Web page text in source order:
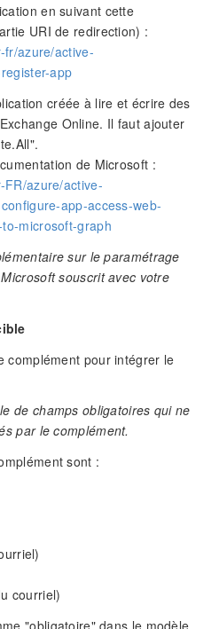
en suivant cette
URI de redirection) :
fr/azure/active-
app
créée à lire et écrire des
Online. Il faut ajouter
de Microsoft :
FR/azure/active-
app-access-web-
microsoft-graph
sur le paramétrage
souscrit avec votre
complément pour intégrer le
de champs obligatoires qui ne
par le complément.
sont :
courriel)